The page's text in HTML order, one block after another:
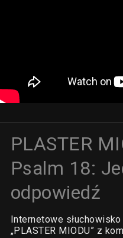
PLASTER
Psalm 18:
odpowiedź
Internetowe
„PLASTER MIODU” z